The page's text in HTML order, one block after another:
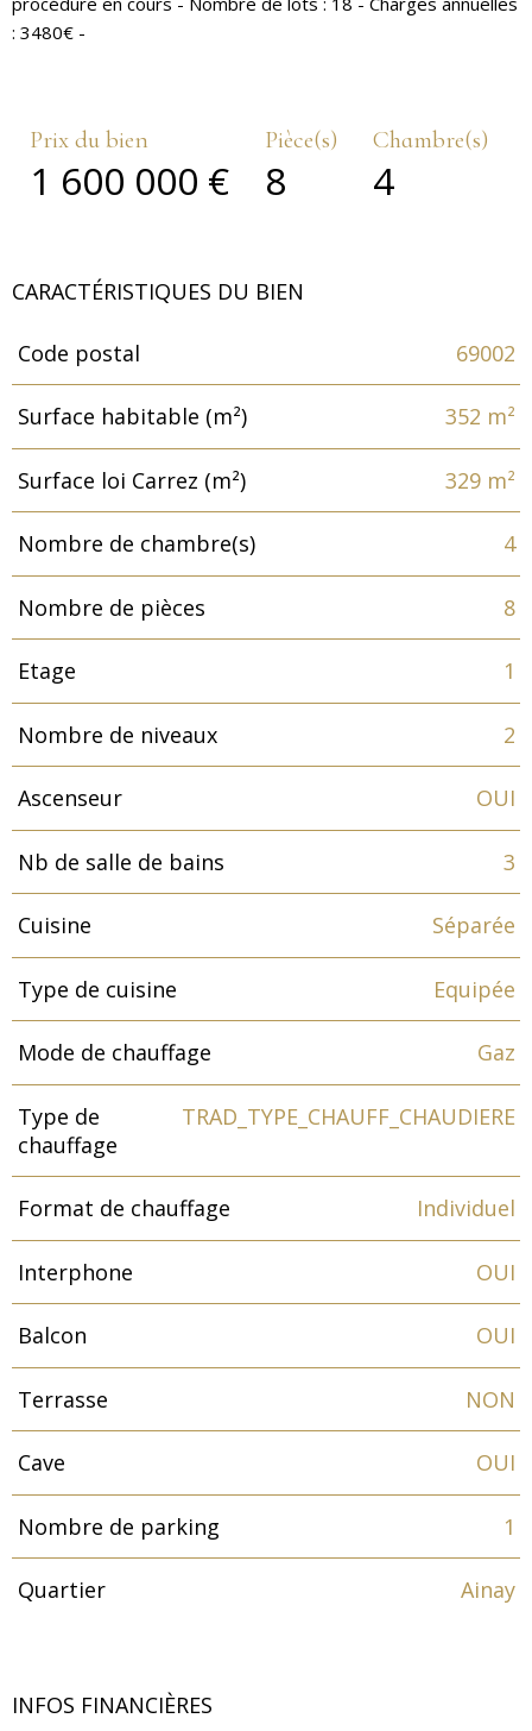
: 3480€ -
Prix du bien
1 600 000 €
Pièce(s)
8
Chambre(s)
4
CARACTÉRISTIQUES DU BIEN
Caractéristiques
Code postal 69002
Surface habitable (m²) 352 m²
Surface loi Carrez (m²) 329 m²
Nombre de chambre(s) 4
Nombre de pièces 8
Etage 1
Nombre de niveaux 2
Ascenseur OUI
Nb de salle de bains 3
Cuisine Séparée
Type de cuisine Equipée
Mode de chauffage Gaz
Type de
chauffage
TRAD_TYPE_CHAUFF_CHAUDIERE
Format de chauffage Individuel
Interphone OUI
Balcon OUI
Terrasse NON
Cave OUI
Nombre de parking 1
Quartier Ainay
INFOS FINANCIÈRES